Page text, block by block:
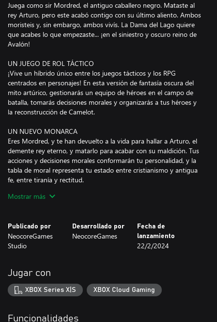
Juega como sir Mordred, el antiguo caballero negro. Mataste al
rey Arturo, pero este acabó contigo con su último aliento. Ambos
moristeis y, sin embargo, ambos vivís. La Dama del Lago quiere
que acabes lo que empezaste... ¡en el siniestro y oscuro reino de
Avalón!
UN JUEGO DE ROL TÁCTICO
¡Vive un híbrido único entre los juegos tácticos y los RPG
centrados en personajes! En esta versión de fantasía oscura del
mito artúrico, gestionarás un equipo de héroes en el campo de
batalla, tomarás decisiones morales y organizarás a tus héroes y
la reconstrucción de Camelot.
UN NUEVO MONARCA
Eres Mordred, y te han devuelto a la vida para hallar a Arturo, el
demente rey eterno, y matarlo para acabar con su maldición. Tus
acciones y decisiones morales conformarán tu personalidad, y la
tabla de moral representa tu estado entre cristianismo y antigua
fe, entre tiranía y rectitud.
LA TABLA REDONDA
sube de nivel, obtén habilidades únicas y equipa los mejores
objetos. Los héroes pueden morir, y tratar sus dolencias lleva
tiempo. Haz que Camelot cuente con instalaciones para que se
LEALTAD
Cada héroe tiene objetivos, rivalidades, rasgos únicos, habilidades
y beneficios de vínculos. Zanja disputas, concede favores, elige
Y ojo: su lealtad depende de muchos factores, ¡hasta pueden
Mostrar más
Publicado por
NeocoreGames
Studio
Desarrollado por
NeocoreGames
Fecha de
lanzamiento
22/2/2024
Jugar con
XBOX Series X|S XBOX Cloud Gaming
Funcionalidades